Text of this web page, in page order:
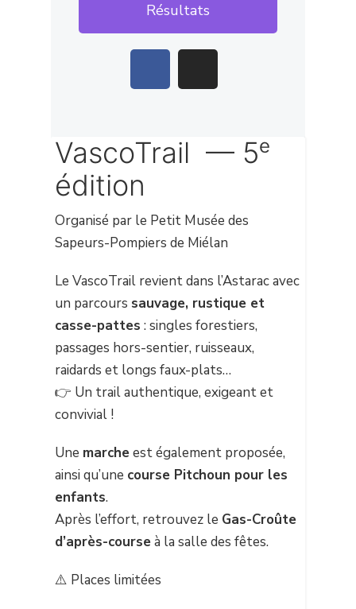
Résultats
VascoTrail — 5ᵉ
édition
Organisé par le Petit Musée des
Sapeurs-Pompiers de Miélan
Le VascoTrail revient dans l’Astarac avec
un parcours sauvage, rustique et
casse-pattes : singles forestiers,
passages hors-sentier, ruisseaux,
raidards et longs faux-plats…
👉 Un trail authentique, exigeant et
convivial !
Une marcheest également proposée,
ainsi qu’une course Pitchoun pour les
enfants.
Après l’effort, retrouvez le Gas-Croûte
d’après-courseà la salle des fêtes.
⚠️ Places limitées